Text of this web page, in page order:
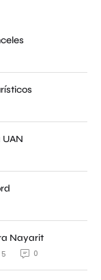
Nayarit
5 0